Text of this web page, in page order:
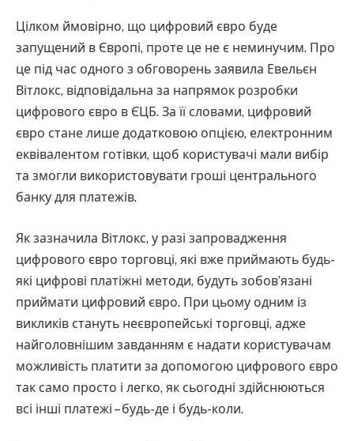
Цілком ймовірно, що цифровий євро буде
запущений в Європі, проте це не є неминучим. Про
це під час одного з обговорень заявила Евельєн
Вітлокс, відповідальна за напрямок розробки
цифрового євро в ЄЦБ. За її словами, цифровий
євро стане лише додатковою опцією, електронним
еквівалентом готівки, щоб користувачі мали вибір
та змогли використовувати гроші центрального
банку для платежів.
Як зазначила Вітлокс, у разі запровадження
цифрового євро торговці, які вже приймають будь-
які цифрові платіжні методи, будуть зобов’язані
приймати цифровий євро. При цьому одним із
викликів стануть неєвропейські торговці, адже
найголовнішим завданням є надати користувачам
можливість платити за допомогою цифрового євро
так само просто і легко, як сьогодні здійснюються
всі інші платежі – будь-де і будь-коли.